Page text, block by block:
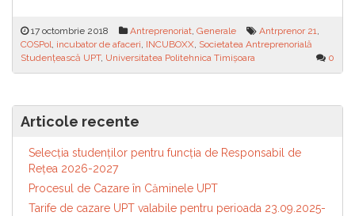
17 octombrie 2018 Antreprenoriat, Generale Antrprenor 21,
COSPol, incubator de afaceri, INCUBOXX, Societatea Antreprenorială
Studențească UPT, Universitatea Politehnica Timișoara 0
Articole recente
Selecția studenților pentru funcția de Responsabil de
Reţea 2026-2027
Procesul de Cazare în Căminele UPT
Tarife de cazare UPT valabile pentru perioada 23.09.2025-